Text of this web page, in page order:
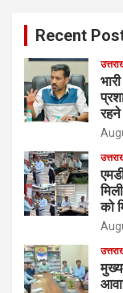
Recent
रहने
को